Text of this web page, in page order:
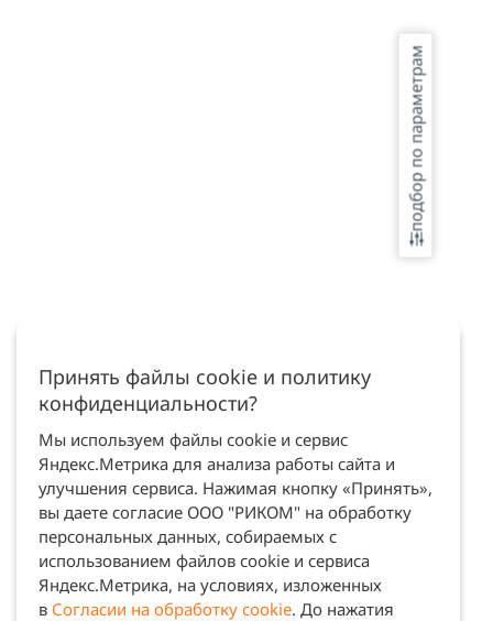
подбор по параметрам
Принять файлы cookie и политику
конфиденциальности?
Мы используем файлы cookie и сервис
Яндекс.Метрика для анализа работы сайта и
улучшения сервиса. Нажимая кнопку «Принять»,
вы даете согласие ООО "РИКОМ" на обработку
персональных данных, собираемых с
использованием файлов cookie и сервиса
Яндекс.Метрика, на условиях, изложенных
в Согласии на обработку cookie. До нажатия